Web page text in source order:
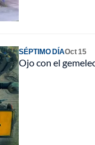
SÉPTIMO DÍAOct 15
Ojo con el